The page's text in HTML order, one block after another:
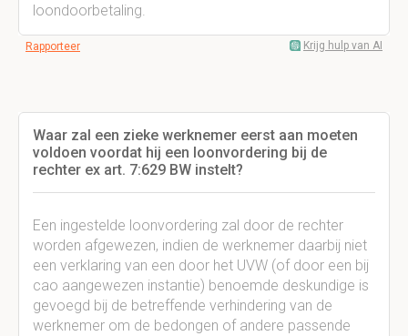
loondoorbetaling.
Rapporteer Krijg hulp van AI
Waar zal een zieke werknemer eerst aan moeten
voldoen voordat hij een loonvordering bij de
rechter ex art. 7:629 BW instelt?
Een ingestelde loonvordering zal door de rechter
worden afgewezen, indien de werknemer daarbij niet
een verklaring van een door het UVW (of door een bij
cao aangewezen instantie) benoemde deskundige is
gevoegd bij de betreffende verhindering van de
werknemer om de bedongen of andere passende